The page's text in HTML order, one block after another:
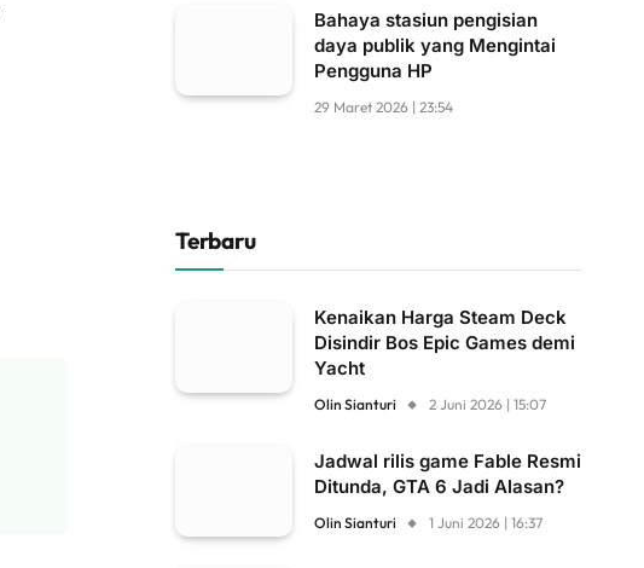
Bahaya stasiun pengisian
daya publik yang Mengintai
Pengguna HP
29 Maret 2026 | 23:54
Terbaru
Kenaikan Harga Steam Deck
Disindir Bos Epic Games demi
Yacht
Olin Sianturi 2 Juni 2026 | 15:07
Jadwal rilis game Fable Resmi
Ditunda, GTA 6 Jadi Alasan?
Olin Sianturi 1 Juni 2026 | 16:37